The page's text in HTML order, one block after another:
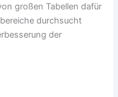
großen Tabellen dafür
durchsucht
der